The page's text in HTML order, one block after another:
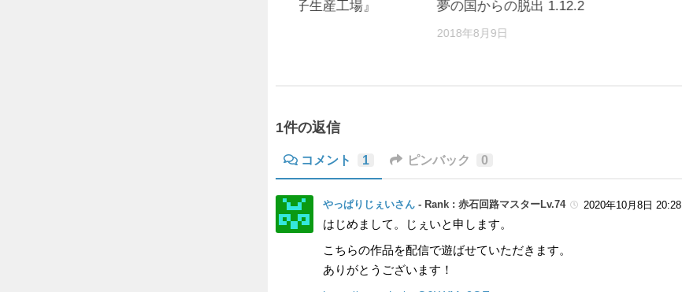
夢の国からの脱出 1.12.2
2018年8月9日
短編脱出マップ『鬼ノ子生産工場』
1件の返信
コメント 1 ピンバック 0
やっぱりじぇいさん - Rank : 赤石回路マスターLv.74 2020年10月8日 20:28
はじめまして。じぇいと申します。
こちらの作品を配信で遊ばせていただきます。
ありがとうございます！